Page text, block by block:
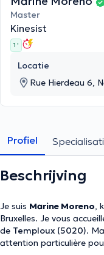
Master
Kinesist
1 '
Locatie
Rue Hierdeau 6,
Profiel
Beschrijving
Je suis Marine Moreno,
Bruxelles. Je vous
de Temploux (5020).
attention particulière